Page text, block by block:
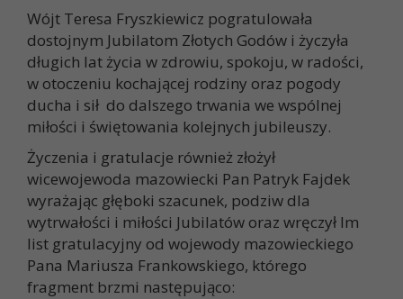
Wójt Teresa Fryszkiewicz pogratulowała
dostojnym Jubilatom Złotych Godów i życzyła
długich lat życia w zdrowiu, spokoju, w radości,
w otoczeniu kochającej rodziny oraz pogody
ducha i sił do dalszego trwania we wspólnej
miłości i świętowania kolejnych jubileuszy.
Życzenia i gratulacje również złożył
wicewojewoda mazowiecki Pan Patryk Fajdek
wyrażając głęboki szacunek, podziw dla
wytrwałości i miłości Jubilatów oraz wręczył Im
list gratulacyjny od wojewody mazowieckiego
Pana Mariusza Frankowskiego, którego
fragment brzmi następująco: